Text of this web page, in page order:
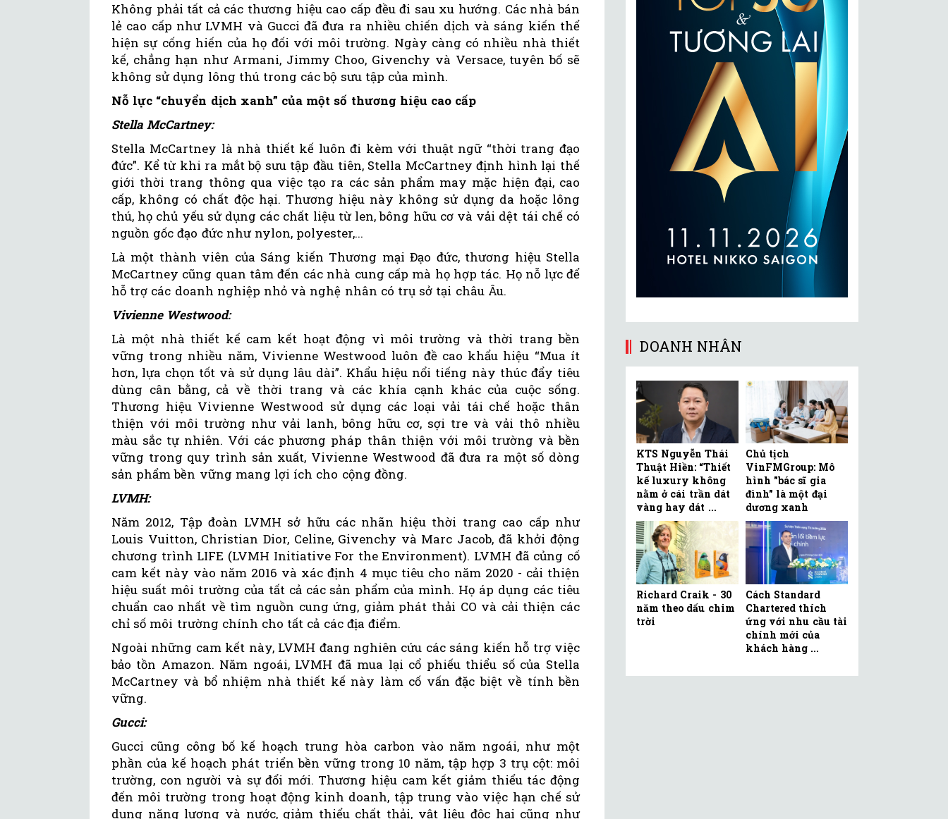
Không phải tất cả các thương hiệu cao cấp đều đi sau xu hướng. Các nhà bán
lẻ cao cấp như LVMH và Gucci đã đưa ra nhiều chiến dịch và sáng kiến ​​thể
hiện sự cống hiến của họ đối với môi trường. Ngày càng có nhiều nhà thiết
kế, chẳng hạn như Armani, Jimmy Choo, Givenchy và Versace, tuyên bố sẽ
không sử dụng lông thú trong các bộ sưu tập của mình.
Nỗ lực “chuyển dịch xanh” của một số thương hiệu cao cấp
Stella McCartney:
Stella McCartney là nhà thiết kế luôn đi kèm với thuật ngữ “thời trang đạo
đức”. Kể từ khi ra mắt bộ sưu tập đầu tiên, Stella McCartney định hình lại thế
giới thời trang thông qua việc tạo ra các sản phẩm may mặc hiện đại, cao
cấp, không có chất độc hại. Thương hiệu này không sử dụng da hoặc lông
thú, họ chủ yếu sử dụng các chất liệu từ len, bông hữu cơ và vải dệt tái chế có
nguồn gốc đạo đức như nylon, polyester,...
Là một thành viên của Sáng kiến ​​Thương mại Đạo đức, thương hiệu Stella
McCartney cũng quan tâm đến các nhà cung cấp mà họ hợp tác. Họ nỗ lực để
hỗ trợ các doanh nghiệp nhỏ và nghệ nhân có trụ sở tại châu Âu.
Vivienne Westwood:
Là một nhà thiết kế cam kết hoạt động vì môi trường và thời trang bền
vững trong nhiều năm, Vivienne Westwood luôn đề cao khẩu hiệu “Mua ít
hơn, lựa chọn tốt và sử dụng lâu dài”. Khẩu hiệu nổi tiếng này thúc đẩy tiêu
dùng cân bằng, cả về thời trang và các khía cạnh khác của cuộc sống.
Thương hiệu Vivienne Westwood sử dụng các loại vải tái chế hoặc thân
thiện với môi trường như vải lanh, bông hữu cơ, sợi tre và vải thô nhiều
màu sắc tự nhiên. Với các phương pháp thân thiện với môi trường và bền
vững trong quy trình sản xuất, Vivienne Westwood đã đưa ra một số dòng
sản phẩm bền vững mang lợi ích cho cộng đồng.
LVMH:
Năm 2012, Tập đoàn LVMH sở hữu các nhãn hiệu thời trang cao cấp như
Louis Vuitton, Christian Dior, Celine, Givenchy và Marc Jacob, đã khởi động
chương trình LIFE (LVMH Initiative For the Environment). LVMH đã củng cố
cam kết này vào năm 2016 và xác định 4 mục tiêu cho năm 2020 - cải thiện
hiệu suất môi trường của tất cả các sản phẩm của mình. Họ áp dụng các tiêu
chuẩn cao nhất về tìm nguồn cung ứng, giảm phát thải CO và cải thiện các
chỉ số môi trường chính cho tất cả các địa điểm.
Ngoài những cam kết này, LVMH đang nghiên cứu các sáng kiến hỗ trợ việc
bảo tồn Amazon. Năm ngoái, LVMH đã mua lại cổ phiếu thiểu số của Stella
McCartney và bổ nhiệm nhà thiết kế này làm cố vấn đặc biệt về tính bền
vững.
Gucci:
Gucci cũng công bố kế hoạch trung hòa carbon vào năm ngoái, như một
phần của kế hoạch phát triển bền vững trong 10 năm, tập hợp 3 trụ cột: môi
trường, con người và sự đổi mới. Thương hiệu cam kết giảm thiểu tác động
đến môi trường trong hoạt động kinh doanh, tập trung vào việc hạn chế sử
dụng năng lượng và nước, giảm thiểu chất thải, vật liệu độc hại cũng như
DOANH NHÂN
KTS Nguyễn Thái
Thuật Hiền: “Thiết
kế luxury không
nằm ở cái trần dát
vàng hay dát ...
Chủ tịch
VinFMGroup: Mô
hình "bác sĩ gia
đình" là một đại
dương xanh
Richard Craik - 30
năm theo dấu chim
trời
Cách Standard
Chartered thích
ứng với nhu cầu tài
chính mới của
khách hàng ...